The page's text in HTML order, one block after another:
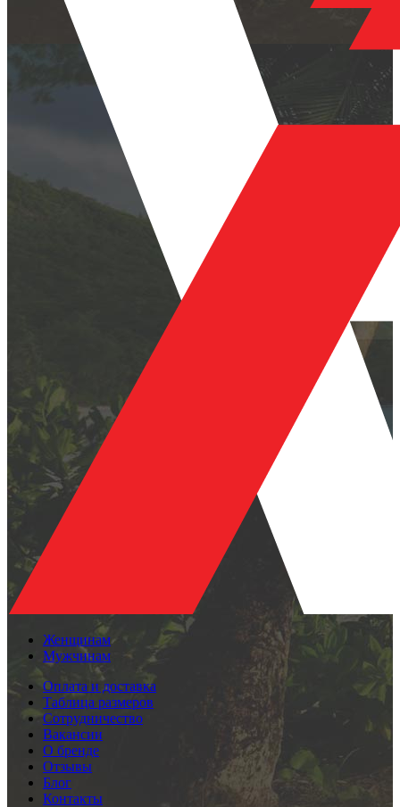
Женщинам
Мужчинам
Оплата и доставка
Таблица размеров
Сотрудничество
Вакансии
О бренде
Отзывы
Блог
Контакты